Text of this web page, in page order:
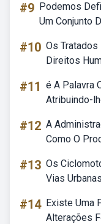
#9 Podemos
Um Conjunto
#10 Os
Direitos
#11 é A Palavra
Atribuindo-
#12 A
Como O
#13 Os
Vias
#14 Existe Uma
Alterações